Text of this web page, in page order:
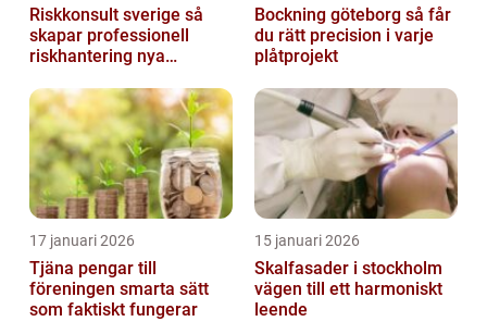
Riskkonsult sverige så
skapar professionell
riskhantering nya
Bockning göteborg så får
du rätt precision i varje
plåtprojekt
17 januari 2026
Tjäna pengar till
föreningen smarta sätt
som faktiskt fungerar
15 januari 2026
Skalfasader i stockholm
vägen till ett harmoniskt
leende